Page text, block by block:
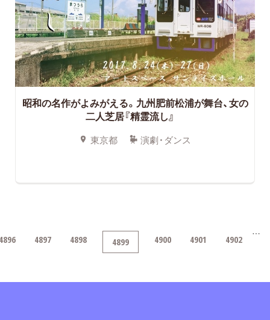
昭和の名作がよみがえる。九州肥前松浦が舞台、女の
二人芝居『精霊流し』
東京都 演劇・ダンス
4897 4898 4899 4900 4901 4902 …